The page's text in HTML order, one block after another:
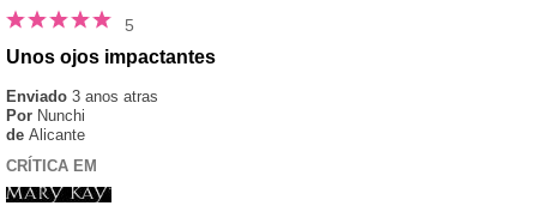
5
Unos ojos impactantes
Enviado 3 anos atras
Por Nunchi
de Alicante
CRÍTICA EM